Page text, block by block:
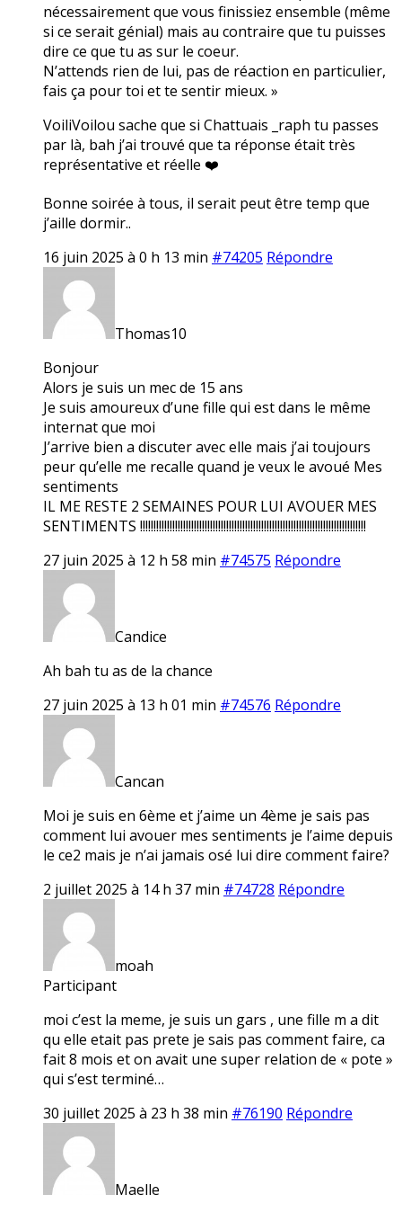
nécessairement que vous finissiez ensemble (même
si ce serait génial) mais au contraire que tu puisses
dire ce que tu as sur le coeur.
N’attends rien de lui, pas de réaction en particulier,
fais ça pour toi et te sentir mieux. »
VoiliVoilou sache que si Chattuais _raph tu passes
par là, bah j’ai trouvé que ta réponse était très
représentative et réelle ❤️
Bonne soirée à tous, il serait peut être temp que
j’aille dormir..
16 juin 2025 à 0 h 13 min #74205 Répondre
Thomas10
Bonjour
Alors je suis un mec de 15 ans
Je suis amoureux d’une fille qui est dans le même
internat que moi
J’arrive bien a discuter avec elle mais j’ai toujours
peur qu’elle me recalle quand je veux le avoué Mes
sentiments
IL ME RESTE 2 SEMAINES POUR LUI AVOUER MES
SENTIMENTS !!!!!!!!!!!!!!!!!!!!!!!!!!!!!!!!!!!!!!!!!!!!!!!!!!!!!!!!!!!!!!!!!!!!!!!!!!!!!!!!!!!!
27 juin 2025 à 12 h 58 min #74575 Répondre
Candice
Ah bah tu as de la chance
27 juin 2025 à 13 h 01 min #74576 Répondre
Cancan
Moi je suis en 6ème et j’aime un 4ème je sais pas
comment lui avouer mes sentiments je l’aime depuis
le ce2 mais je n’ai jamais osé lui dire comment faire?
2 juillet 2025 à 14 h 37 min #74728 Répondre
moah
Participant
moi c’est la meme, je suis un gars , une fille m a dit
qu elle etait pas prete je sais pas comment faire, ca
fait 8 mois et on avait une super relation de « pote »
qui s’est terminé…
30 juillet 2025 à 23 h 38 min #76190 Répondre
Maelle